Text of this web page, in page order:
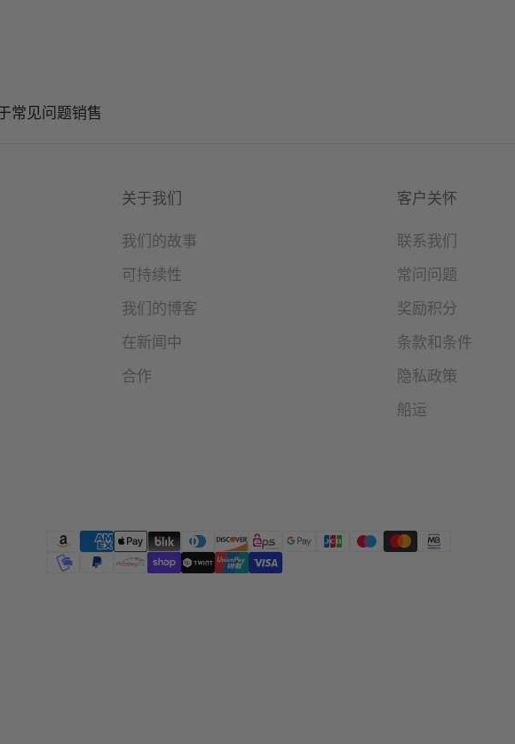
常见问题销售
关于我们
我们的故事
可持续性
我们的博客
在新闻中
合作
客户关怀
联系我们
常问问题
奖励积分
条款和条件
隐私政策
船运